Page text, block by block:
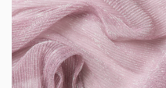
ПРОЧЕЕ
Договор оферты
Политика
конфиденциальности